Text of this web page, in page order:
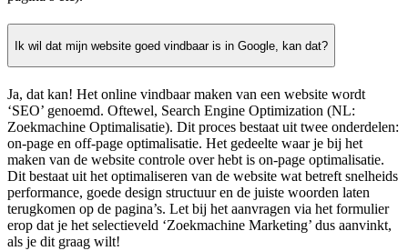
Ik wil dat mijn website goed vindbaar is in Google, kan dat?
Ja, dat kan! Het online vindbaar maken van een website wordt
‘SEO’ genoemd. Oftewel, Search Engine Optimization (NL:
Zoekmachine Optimalisatie). Dit proces bestaat uit twee onderdelen:
on-page en off-page optimalisatie. Het gedeelte waar je bij het
maken van de website controle over hebt is on-page optimalisatie.
Dit bestaat uit het optimaliseren van de website wat betreft snelheids
performance, goede design structuur en de juiste woorden laten
terugkomen op de pagina’s. Let bij het aanvragen via het formulier
erop dat je het selectieveld ‘Zoekmachine Marketing’ dus aanvinkt,
als je dit graag wilt!